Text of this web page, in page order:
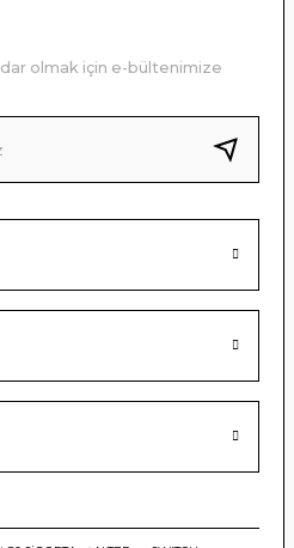
görüntülenemiyor.
pahalı.
olmalı.
Gönder
olmak için e-bültenimize